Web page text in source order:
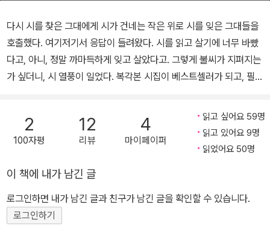
다시 시를 찾은 그대에게 시가 건네는 작은 위로 시를 잊은 그대들을
호출했다. 여기저기서 응답이 들려왔다. 시를 읽고 살기에 너무 바빴
다고, 아니, 정말 까마득하게 잊고 살았다고. 그렇게 불씨가 지펴지는
가 싶더니, 시 열풍이 일었다. 복각본 시집이 베스트셀러가 되고, 필사
명력을 불어넣어 누구든 시를 누리고 즐기게 하려는 정재찬 교수의
노력은 계속된다. 문학, 예술, 문화 등 장르의 경계를 넘나들며 시의
모두 함께 시와 삶의 향기를 누리게 하는 것, 그렇다면 시는 훌륭한 소
통의 도구이자, 미래를 함께 걸어 나가는 힘이 센 무기가 될 것이다. 1.
불통의 시대를 끝내는 시는 ‘소통의 언어’다 ― 시와 삶을 잇는 정재
찬의 목소리 긴 터널 속에 있는 듯한 날들이 오래였다. 우리 삶에 시는
2
100자평
12
리뷰
4
마이페이퍼
읽고 싶어요 59명
읽고 있어요 9명
읽었어요 50명
이 책에 내가 남긴 글
로그인하면 내가 남긴 글과 친구가 남긴 글을 확인할 수 있습니다.
로그인하기